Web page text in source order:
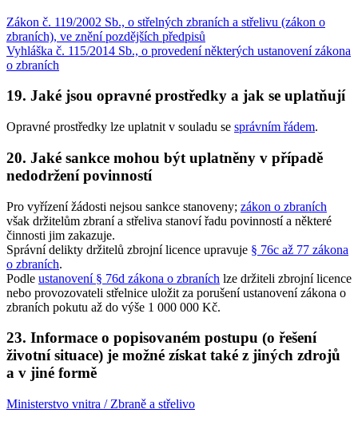
Zákon č. 119/2002 Sb., o střelných zbraních a střelivu (zákon o
zbraních), ve znění pozdějších předpisů
Vyhláška č. 115/2014 Sb., o provedení některých ustanovení zákona
o zbraních
19. Jaké jsou opravné prostředky a jak se uplatňují
Opravné prostředky lze uplatnit v souladu se správním řádem.
20. Jaké sankce mohou být uplatněny v případě
nedodržení povinností
Pro vyřízení žádosti nejsou sankce stanoveny; zákon o zbraních
však držitelům zbraní a střeliva stanoví řadu povinností a některé
činnosti jim zakazuje.
Správní delikty držitelů zbrojní licence upravuje § 76c až 77 zákona
o zbraních.
Podle ustanovení § 76d zákona o zbraních lze držiteli zbrojní licence
nebo provozovateli střelnice uložit za porušení ustanovení zákona o
zbraních pokutu až do výše 1 000 000 Kč.
23. Informace o popisovaném postupu (o řešení
životní situace) je možné získat také z jiných zdrojů
a v jiné formě
Ministerstvo vnitra / Zbraně a střelivo